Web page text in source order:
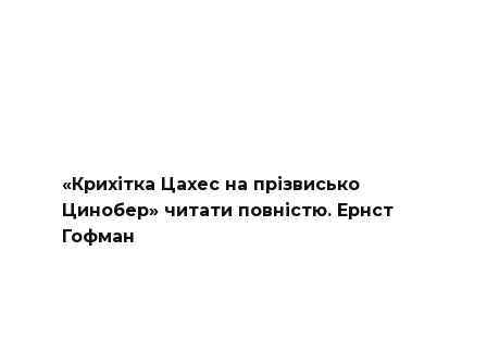
«Крихітка Цахес на прізвисько
Цинобер» читати повністю. Ернст
Гофман